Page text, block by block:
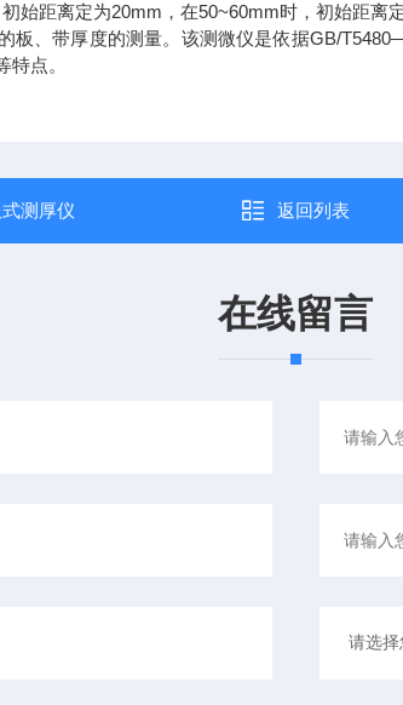
初始距离定为20mm ，在50~60mm时，初始距离
板、带厚度的测量。该测微仪是依据GB/
特点。
测厚仪 返回列表
在线留言